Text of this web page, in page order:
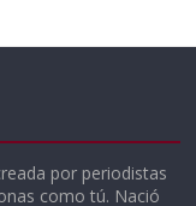
por periodistas
como tú. Nació